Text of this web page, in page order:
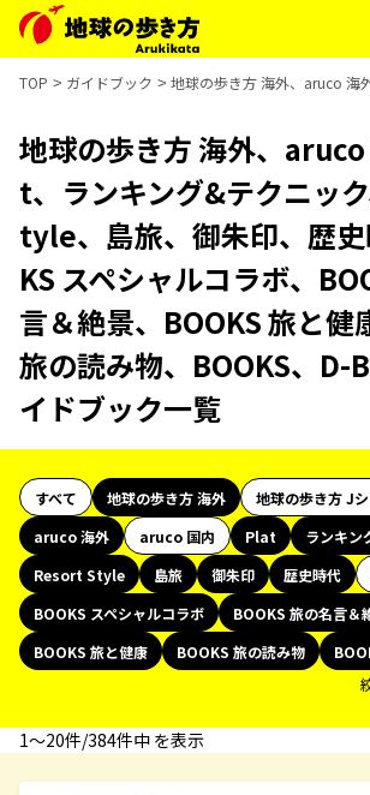
TOP ガイドブック 地球の歩き方 海外、aruco 海
地球の歩き方 海外、
t、ランキング&テクニッ
tyle、島旅、御朱印、歴
KS スペシャルコラボ、
言＆絶景、BOOKS 旅と健
旅の読み物、BOOKS、D-
イドブック一覧
すべて 地球の歩き方 海外
地球の歩き方 Jシ
aruco 海外
aruco 国内 Plat
ランキン
Resort Style
島旅 御朱印 歴史時代
BOOKS スペシャルコラボ
BOOKS 旅の名言＆
BOOKS 旅と健康
BOOKS 旅の読み物
1〜20件/384件中 を表示